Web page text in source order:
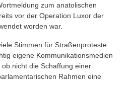
zum anatolischen
vor der Operation Luxor der
worden war.
Stimmen für Straßenproteste.
eigene Kommunikationsmedien
ob nicht die Schaffung einer
Rahmen eine